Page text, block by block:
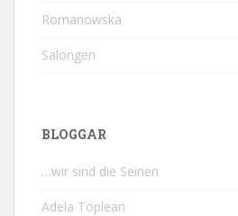
Romanowska
Salongen
BLOGGAR
…wir sind die Seinen
Adela Toplean